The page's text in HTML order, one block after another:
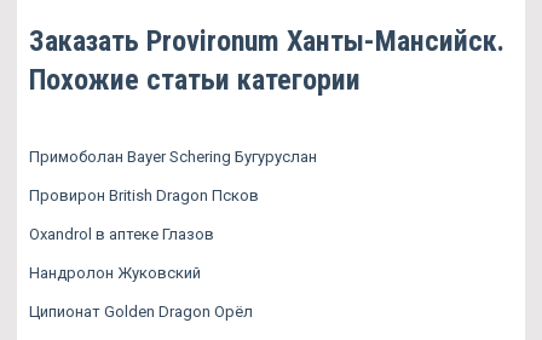
Заказать Provironum Ханты-Мансийск.
Похожие статьи категории
Примоболан Bayer Schering Бугуруслан
Провирон British Dragon Псков
Oxandrol в аптеке Глазов
Нандролон Жуковский
Ципионат Golden Dragon Орёл